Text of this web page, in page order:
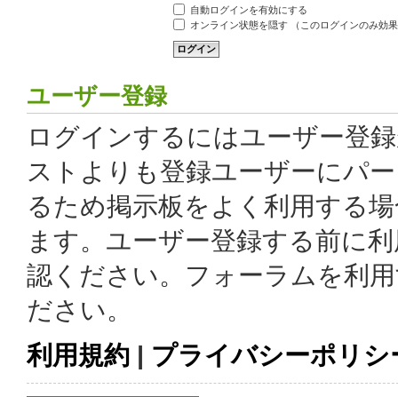
自動ログインを有効にする
オンライン状態を隠す （このログインのみ効
ユーザー登録
ログインするにはユーザー登
ストよりも登録ユーザーにパ
るため掲示板をよく利用する
ます。ユーザー登録する前に
認ください。フォーラムを利
ださい。
利用規約 | プライバシーポリシ